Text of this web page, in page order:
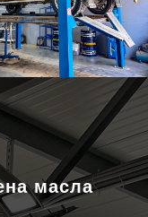
масла